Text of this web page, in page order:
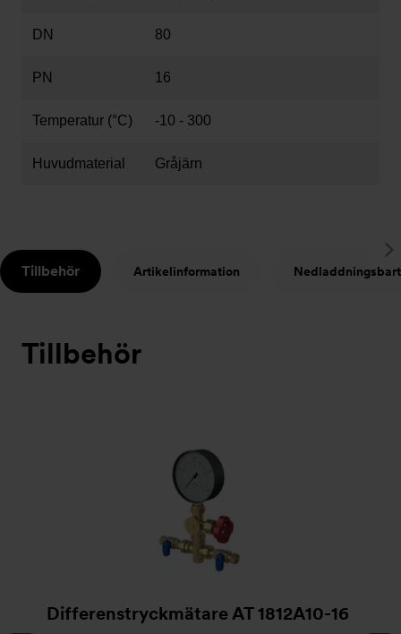
DN 80
PN 16
Temperatur (°C) -10 - 300
Huvudmaterial Gråjärn
Tillbehör Artikelinformation Nedladdningsbart
Tillbehör
Differenstryckmätare AT 1812A10-16